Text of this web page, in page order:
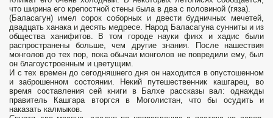
что ши­рина его крепостной стены была в два с половиной (гяза).
(Баласагун) имел сорок соборных и двести будничных мече­тей,
двадцать ханака и десять медресе. Народ Баласагуна сунниты и из
общества ханифитов. В том городе науки фикх и хадис были
распространены боль­ше, чем другие знания. После нашествия
монголов до тех пор, пока обычаи мон­голов не повредили ему, был
он благоустроенным и цветущим.
И с тех времен до сегодняшнего дня он находится в опустошенном
и заброшенном состоянии. Некий путешественник кашгарец, во
время составления сей книги в Балхе рассказы­ вал: однажды
правитель Кашгара вторгся в Моголистан, что­ бы осудить и
наказать калмыков.